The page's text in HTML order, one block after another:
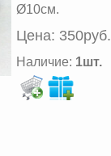
Ø10cм.
Цена: 350руб.
Наличие: 1шт.